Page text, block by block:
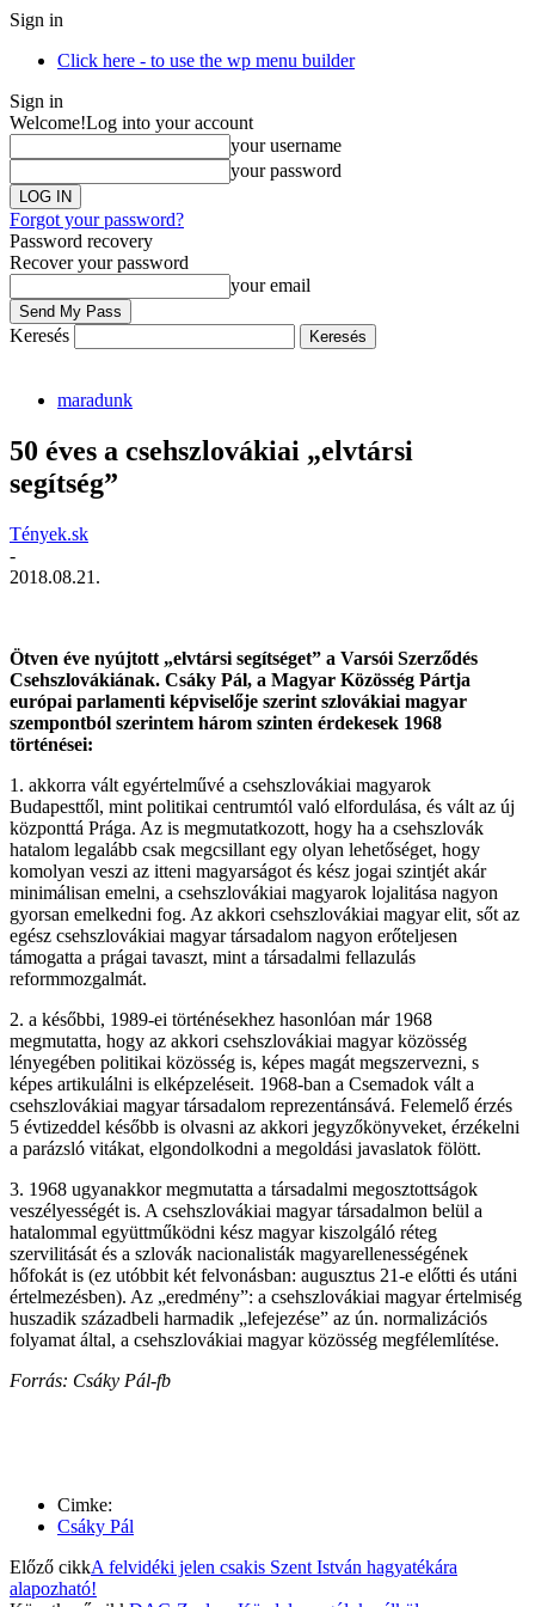
Sign in
Click here - to use the wp menu builder
Sign in
Welcome!Log into your account
your username
your password
Forgot your password?
Password recovery
Recover your password
your email
Keresés
maradunk
50 éves a csehszlovákiai „elvtársi
segítség”
Tények.sk
-
2018.08.21.
Ötven éve nyújtott „elvtársi segítséget” a Varsói Szerződés
Csehszlovákiának. Csáky Pál, a Magyar Közösség Pártja
európai parlamenti képviselője szerint szlovákiai magyar
szempontból szerintem három szinten érdekesek 1968
történései:
1. akkorra vált egyértelművé a csehszlovákiai magyarok
Budapesttől, mint politikai centrumtól való elfordulása, és vált az új
központtá Prága. Az is megmutatkozott, hogy ha a csehszlovák
hatalom legalább csak megcsillant egy olyan lehetőséget, hogy
komolyan veszi az itteni magyarságot és kész jogai szintjét akár
minimálisan emelni, a csehszlovákiai magyarok lojalitása nagyon
gyorsan emelkedni fog. Az akkori csehszlovákiai magyar elit, sőt az
egész csehszlovákiai magyar társadalom nagyon erőteljesen
támogatta a prágai tavaszt, mint a társadalmi fellazulás
reformmozgalmát.
2. a későbbi, 1989-ei történésekhez hasonlóan már 1968
megmutatta, hogy az akkori csehszlovákiai magyar közösség
lényegében politikai közösség is, képes magát megszervezni, s
képes artikulálni is elképzeléseit. 1968-ban a Csemadok vált a
csehszlovákiai magyar társadalom reprezentánsává. Felemelő érzés
5 évtizeddel később is olvasni az akkori jegyzőkönyveket, érzékelni
a parázsló vitákat, elgondolkodni a megoldási javaslatok fölött.
3. 1968 ugyanakkor megmutatta a társadalmi megosztottságok
veszélyességét is. A csehszlovákiai magyar társadalmon belül a
hatalommal együttműködni kész magyar kiszolgáló réteg
szervilitását és a szlovák nacionalisták magyarellenességének
hőfokát is (ez utóbbit két felvonásban: augusztus 21-e előtti és utáni
értelmezésben). Az „eredmény”: a csehszlovákiai magyar értelmiség
huszadik századbeli harmadik „lefejezése” az ún. normalizációs
folyamat által, a csehszlovákiai magyar közösség megfélemlítése.
Forrás: Csáky Pál-fb
Cimke:
Csáky Pál
Előző cikkA felvidéki jelen csakis Szent István hagyatékára
alapozható!